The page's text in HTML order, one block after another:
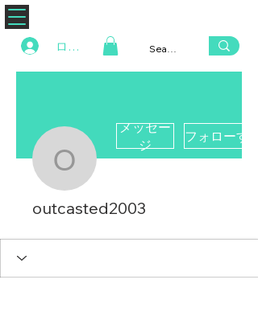
ログイン
outcasted2003
メッセー
ジ
フォローする
outcasted2003